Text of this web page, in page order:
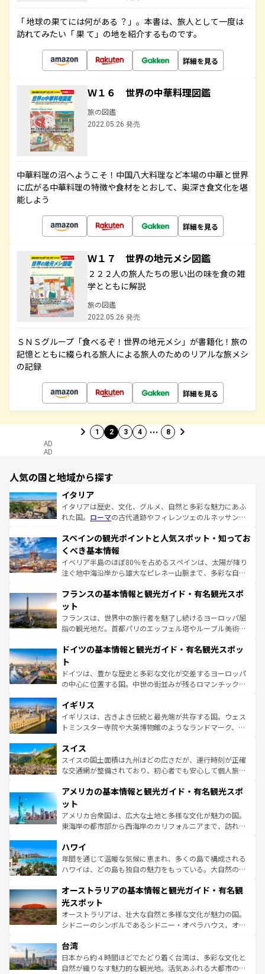
「 地球の果てには何がある ？」。本書は、旅人として一度は
訪れてみたい「 果 て」の地を紹介するものです。
詳細を見る
Ｗ１６ 世界の中華料理図鑑
旅の図鑑
2022.05.26 発売
中華料理の沼へようこそ！中国八大料理など本場の中華と世界
に広がる中華料理の特徴や食材をとおして、奥深き食文化を堪
能しよう
詳細を見る
Ｗ１７ 世界の地元メシ図鑑
２２２人の旅人たちの思い出の味を食の雑
学とともに解説
旅の図鑑
2022.05.26 発売
ＳＮＳグループ「食べるぞ！世界の地元メシ」が書籍化！旅の
記憶とともに綴られる旅人による旅人のためのリアルな旅メシ
の記録
詳細を見る
1 2 3 4 … 8
AD
AD
人気の国と地域から探す
イタリア
イタリアは歴史、文化、グルメ、自然と多彩な魅力にあふ
れた国。 ローマの古代遺跡やフィレンツェのルネッサンス
ろん、トスカーナの美しい田園風景やアマルフィ海岸の絶
景など、自然景観も見逃せない。観光の合間には、本場の
ピザやパスタなど、絶品のイタリア料理を堪能することも
できる。朝目覚めてから夜眠るまで、すべての瞬間を楽し
なお、新着のイタリア情報はコンテンツ一覧を参照してほ
しい。
スペインの観光ポイントと人気スポット・知ってお
くべき基本情報
イベリア半島のほぼ80％を占めるスペインは、太陽が降り
注ぐ地中海沿岸から雄大なピレネー山脈まで、多彩な自然
文化が根付くこの国では、情熱的なフラメンコ、熱気あふ
れる闘牛、そして美味しいタパスが生活の一部となってい
る。首都マドリードの洗練された雰囲気や、バルセロナの
アートに溢れた街角から、地方では古代ローマ遺跡や中世
せる。地方によって風土や気候が異なるスペインはその個
ンテンツ一覧 を参照してほしい。
フランスの基本情報と観光ガイド・有名観光スポ
ット
フランスは、世界中の旅行者を魅了し続けるヨーロッパ屈
指の観光地だ。首都パリのエッフェル塔やルーブル美術館
で、幅広い魅力が詰まっている。華麗な宮殿、歴史的な大
聖堂、美しいビーチ、そして豊かな自然が、訪れる者を心
から魅了する。また、フランスは美食の国としても知ら
れ、フランス料理はユネスコ無形文化遺産にも登録されて
香り高いラベンダー畑など、多彩な楽しみ方が可能だ。さ
らに、パリ以外の地域にも魅力が溢れており、どの街角に
も豊かな歴史と文化が息づいている。パリ以外の個性あふ
を参照してほしい。
ドイツの基本情報と観光ガイド・有名観光スポッ
ト
ドイツは、豊かな歴史と多彩な文化が交差するヨーロッパ
の中心に位置する国。中世の街並みが残るロマンチック街
顔を持つこの国は、どこを歩いても飽きることがない。ベ
ルリンの文化的活気、バイエルン州のアルプスの絶景、そ
してライン川沿いのワイン畑といった風景は必見。ビール
は、お酒好きな人にはぜひ体験してほしい。 なお、新着の
ドイツ情報はコンテンツ一覧を参照してほしい。
イギリス
イギリスは、古きよき伝統と最先端が共存する国。ウェス
トミンスター寺院や大英博物館のようなランドマーク、歴
リアごとに異なる魅力がある。また、優雅なアフタヌーン
ティー、ビール好きにはたまらない英国パブ、サッカー観
戦など、本場だからこそできる体験も豊富。イギリスを旅
ンツ一覧を参照してほしい。
スイス
スイスの国土面積は九州ほどの広さだが、運行時刻が正確
な交通網が整備されており、初心者でも安心して個人旅行
の建物がそのまま残る町や、スイスならではのユニークな
博物館もあり、アルプス観光だけでなく町歩きも満喫する
ことができる。国民の所得が高いため物価も高いが、旅行
者向けの交通パス提供のサービスもあり、うまく活用すれ
着のスイス情報は
アメリカの基本情報と観光ガイド・有名観光スポ
ット
アメリカ合衆国は、広大な土地と多様な文化が魅力の国。
東海岸の都市部から西海岸のカリフォルニアまで、訪れる
のような巨大都市は、観光、ショッピング、エンターテイ
ンメントが詰まった刺激的なスポットだ。一方、アメリカ
西部には大自然が広がり、グランドキャニオンやイエロー
部のニューオーリンズでは、音楽と美食が融合した独特の
文化が魅力。旅行者はアメリカの各地域で異なる魅力を楽
しみながら、その多様性と豊かな歴史を感じることができ
るだろう。車でのロードトリップや列車の旅も、アメリカ
情報は
ハワイ
年間を通じて温暖な気候に恵まれ、多くの島で構成される
ハワイは、どの島も独自の魅力をもっている。大自然の神
ワイ島は見逃せない。また、定番の観光地といえばオアフ
島だが、静かな自然を求めるならマウイ島やカウアイ島が
おすすめ。エメラルドグリーンに輝く海をはじめ、豊かな
文化や歴史が息づいている。「アロハスピリット」と呼ば
人々、おいしいローカルフードやハワイアンミュージッ
ク、伝統的なフラダンスなど、すべてがハワイの魅力を彩
っている。訪れるたびに新しい発見と感動が待っているハ
オーストラリアの基本情報と観光ガイド・有名観
光スポット
オーストラリアは、壮大な自然と多様な文化が魅力の国。
シドニーのシンボルであるシドニー・オペラハウス、オー
リアリーフや大陸中央部にそびえるウルル（エアーズロッ
ク）、タスマニアの美しい原生林やケアンズの熱帯雨林な
ど、見どころがたくさん。また、カフェやワイン、オージ
台湾
日本から約４時間ほどでたどり着く台湾は、多彩な文化と
自然が織りなす魅力的な観光地。活気あふれる大都市の台